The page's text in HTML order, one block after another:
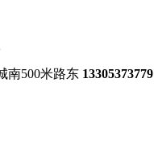
南500米路东 13305373779